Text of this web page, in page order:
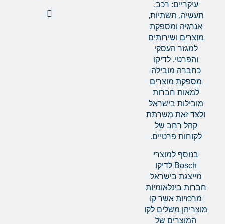
עיקריים: רכב,
תעשיה, תשתיות,
אנרגיה ומספקת
מוצרים ושירותים
למגזר העסקי
והפרטי. לדיקו
כחברה מובילה
מספקת מוצרים
למאות חברות
מובילות בישראל
ולצד זאת משרתת
קהל רחב של
לקוחות פרטיים.
בנוסף למוצרי
Bosch לדיקו
מייצגת בישראל
חברות בינלאומיות
מרכזיות אשר קו
מוצריהן משלים לקו
המוצרים של